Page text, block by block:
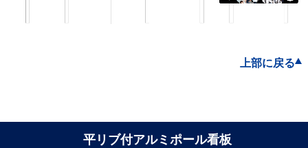
上部に戻る
平リブ付アルミポール看板